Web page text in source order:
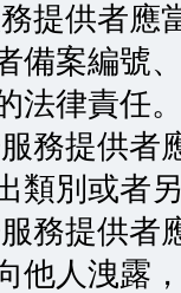
提供者應
備案編號
法律責任
務提供者
類別或者
務提供者
他人洩露